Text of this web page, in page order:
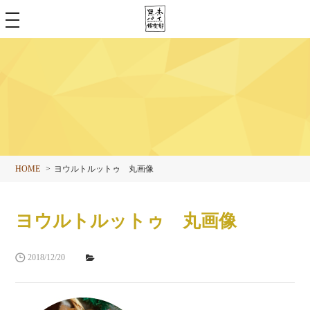
toggle
navigation
HOME ヨウルトルットゥ 丸画像
ヨウルトルットゥ 丸画像
2018/12/20